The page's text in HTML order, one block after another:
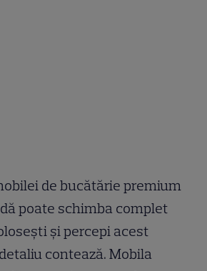
de bucătărie premium
poate schimba complet
și percepi acest
contează. Mobila